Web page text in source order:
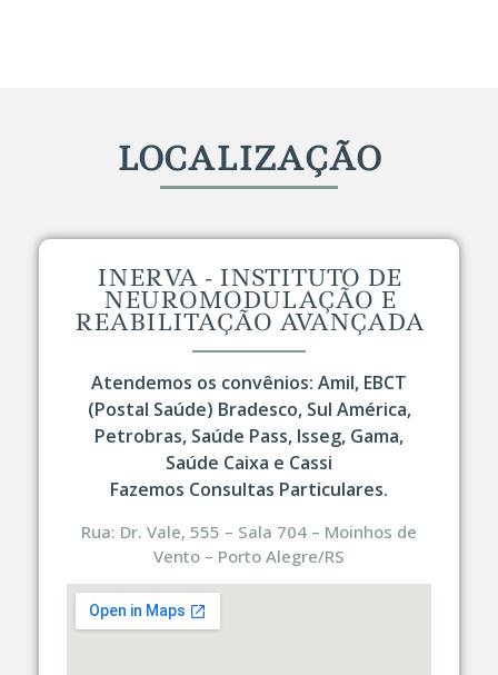
LOCALIZAÇÃO
INERVA - INSTITUTO DE
NEUROMODULAÇÃO E
REABILITAÇÃO AVANÇADA
Atendemos os convênios: Amil, EBCT
(Postal Saúde) Bradesco, Sul América,
Petrobras, Saúde Pass, Isseg, Gama,
Saúde Caixa e Cassi
Fazemos Consultas Particulares.
Rua: Dr. Vale, 555 – Sala 704 – Moinhos de
Vento – Porto Alegre/RS